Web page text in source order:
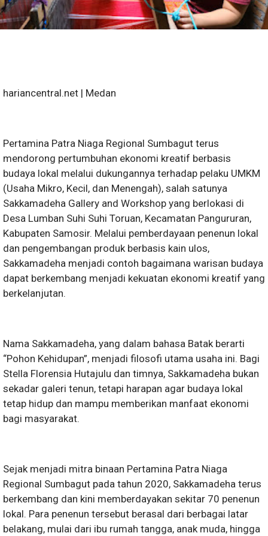
hariancentral.net | Medan
Pertamina Patra Niaga Regional Sumbagut terus
mendorong pertumbuhan ekonomi kreatif berbasis
budaya lokal melalui dukungannya terhadap pelaku UMKM
(Usaha Mikro, Kecil, dan Menengah), salah satunya
Sakkamadeha Gallery and Workshop yang berlokasi di
Desa Lumban Suhi Suhi Toruan, Kecamatan Pangururan,
Kabupaten Samosir. Melalui pemberdayaan penenun lokal
dan pengembangan produk berbasis kain ulos,
Sakkamadeha menjadi contoh bagaimana warisan budaya
dapat berkembang menjadi kekuatan ekonomi kreatif yang
berkelanjutan.
Nama Sakkamadeha, yang dalam bahasa Batak berarti
“Pohon Kehidupan”, menjadi filosofi utama usaha ini. Bagi
Stella Florensia Hutajulu dan timnya, Sakkamadeha bukan
sekadar galeri tenun, tetapi harapan agar budaya lokal
tetap hidup dan mampu memberikan manfaat ekonomi
bagi masyarakat.
Sejak menjadi mitra binaan Pertamina Patra Niaga
Regional Sumbagut pada tahun 2020, Sakkamadeha terus
berkembang dan kini memberdayakan sekitar 70 penenun
lokal. Para penenun tersebut berasal dari berbagai latar
belakang, mulai dari ibu rumah tangga, anak muda, hingga